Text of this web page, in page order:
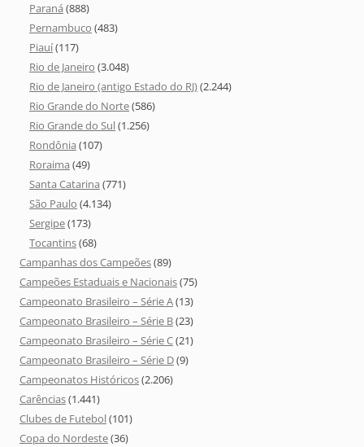
Paraná (888)
Pernambuco (483)
Piauí(117)
Rio de Janeiro (3.048)
Rio de Janeiro (antigo Estado do RJ)(2.244)
Rio Grande do Norte(586)
Rio Grande do Sul(1.256)
Rondônia (107)
Roraima (49)
Santa Catarina (771)
São Paulo (4.134)
Sergipe(173)
Tocantins(68)
Campanhas dos Campeões(89)
Campeões Estaduais e Nacionais(75)
Campeonato Brasileiro – Série A(13)
Campeonato Brasileiro – Série B(23)
Campeonato Brasileiro – Série C(21)
Campeonato Brasileiro – Série D(9)
Campeonatos Históricos(2.206)
Carências(1.441)
Clubes de Futebol(101)
Copa do Nordeste(36)